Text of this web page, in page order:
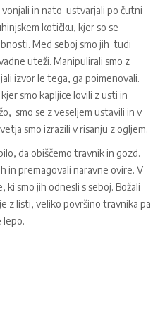
in nato ustvarjali po čutni
kotičku, kjer so se
Med seboj smo jih tudi
uteži. Manipulirali smo z
izvor le tega, ga poimenovali.
smo kapljice lovili z usti in
smo se z veseljem ustavili in v
smo izrazili v risanju z ogljem.
da obiščemo travnik in gozd.
in premagovali naravne ovire. V
ki smo jih odnesli s seboj. Božali
z listi, veliko površino travnika pa
lepo.